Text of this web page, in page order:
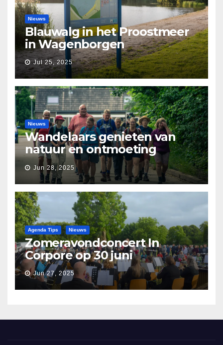
Nieuws
Blauwalg in het Proostmeer
in Wagenborgen
Jul 25, 2025
Nieuws
Wandelaars genieten van
natuur en ontmoeting
tijdens Etapperonde
Pronkjewailpad
Jun 28, 2025
Agenda Tips Nieuws
Zomeravondconcert In
Corpore op 30 juni
Jun 27, 2025